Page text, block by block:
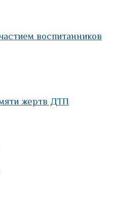
воспитанников
жертв ДТП